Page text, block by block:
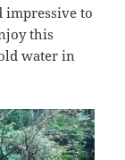
impressive to
this
water in